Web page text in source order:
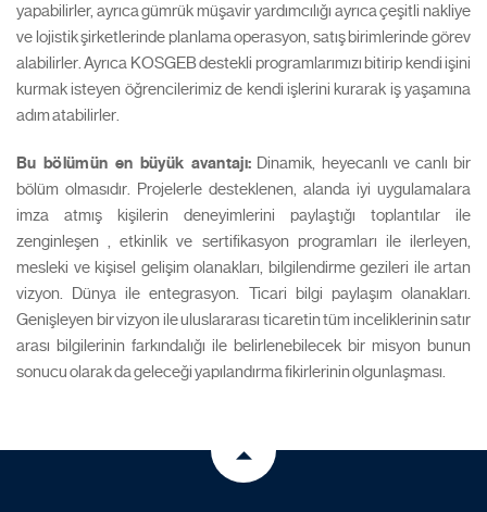
yapabilirler, ayrıca gümrük müşavir yardımcılığı ayrıca çeşitli nakliye
ve lojistik şirketlerinde planlama operasyon, satış birimlerinde görev
alabilirler. Ayrıca KOSGEB destekli programlarımızı bitirip kendi işini
kurmak isteyen öğrencilerimiz de kendi işlerini kurarak iş yaşamına
adım atabilirler.
Bu bölümün en büyük avantajı: Dinamik, heyecanlı ve canlı bir
bölüm olmasıdır. Projelerle desteklenen, alanda iyi uygulamalara
imza atmış kişilerin deneyimlerini paylaştığı toplantılar ile
zenginleşen , etkinlik ve sertifikasyon programları ile ilerleyen,
mesleki ve kişisel gelişim olanakları, bilgilendirme gezileri ile artan
vizyon. Dünya ile entegrasyon. Ticari bilgi paylaşım olanakları.
Genişleyen bir vizyon ile uluslararası ticaretin tüm inceliklerinin satır
arası bilgilerinin farkındalığı ile belirlenebilecek bir misyon bunun
sonucu olarak da geleceği yapılandırma fikirlerinin olgunlaşması.